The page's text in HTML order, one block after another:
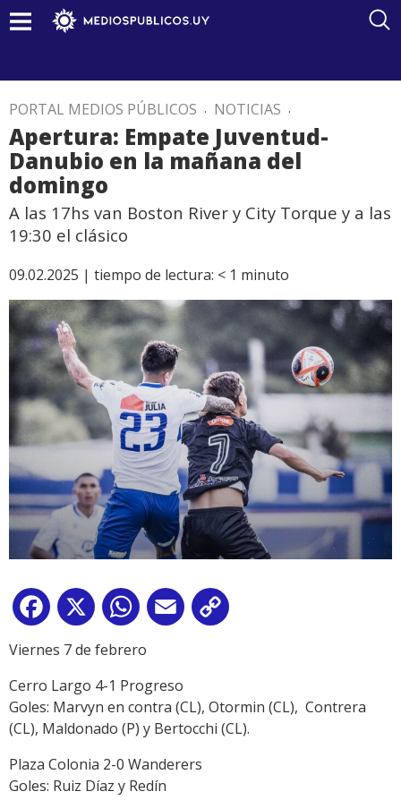
PORTAL MEDIOS PÚBLICOS . NOTICIAS .
Apertura: Empate Juventud-
Danubio en la mañana del
domingo
A las 17hs van Boston River y City Torque y a las
19:30 el clásico
09.02.2025 | tiempo de lectura: < 1 minuto
Facebook
X WhatsApp
Email
Viernes 7 de febrero
Cerro Largo 4-1 Progreso
Goles: Marvyn en contra (CL), Otormin (CL), Contrera
(CL), Maldonado (P) y Bertocchi (CL).
Plaza Colonia 2-0 Wanderers
Goles: Ruiz Díaz y Redín